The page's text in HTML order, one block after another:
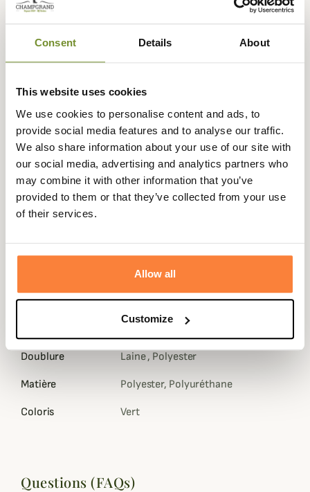
Consent Details About
This website uses cookies
We use cookies to personalise content and ads, to
provide social media features and to analyse our traffic.
We also share information about your use of our site with
our social media, advertising and analytics partners who
may combine it with other information that you’ve
provided to them or that they’ve collected from your use
of their services.
Allow all
Customize
Son tissu épais en polyuréthane et polyester est
totalement imperméable et sa membrane Härkila Storm
chasses.
Cette casquette Driven Hunt est entièrement doublée
avec un matelassage thermorégulateur qui évacue la
transpiration tout en étant très isolant pour vous
apporter un confort indéniable. Elle dispose de cache-
oreilles rabattables doublés en polaire pour une chaleur
et une douceur supplémentaire.
Pour un ajustement parfait, vous pouvez venir la régler
Fiche technique
HSP® 2-Layer, Thermo Poly
Doublure Laine , Polyester
Matière Polyester, Polyuréthane
Coloris Vert
Questions (FAQs)